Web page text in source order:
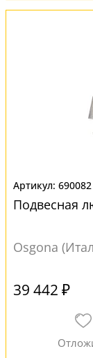
690082
Подвесная
Osgona
39 442 ₽